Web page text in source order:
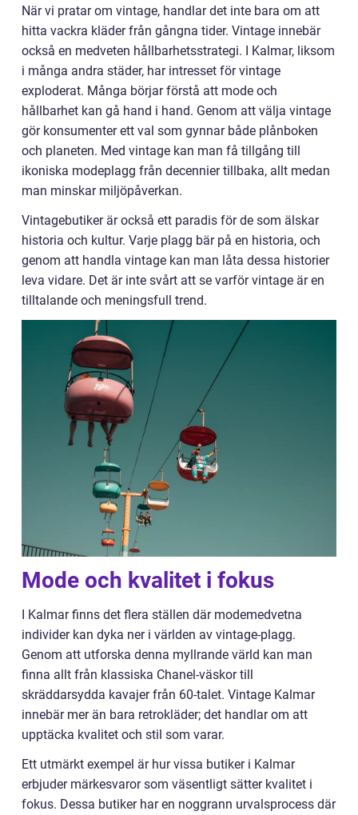
När vi pratar om vintage, handlar det inte bara om att
hitta vackra kläder från gångna tider. Vintage innebär
också en medveten hållbarhetsstrategi. I Kalmar, liksom
i många andra städer, har intresset för vintage
exploderat. Många börjar förstå att mode och
hållbarhet kan gå hand i hand. Genom att välja vintage
gör konsumenter ett val som gynnar både plånboken
och planeten. Med vintage kan man få tillgång till
ikoniska modeplagg från decennier tillbaka, allt medan
man minskar miljöpåverkan.
Vintagebutiker är också ett paradis för de som älskar
historia och kultur. Varje plagg bär på en historia, och
genom att handla vintage kan man låta dessa historier
leva vidare. Det är inte svårt att se varför vintage är en
tilltalande och meningsfull trend.
Mode och kvalitet i fokus
I Kalmar finns det flera ställen där modemedvetna
individer kan dyka ner i världen av vintage-plagg.
Genom att utforska denna myllrande värld kan man
finna allt från klassiska Chanel-väskor till
skräddarsydda kavajer från 60-talet. Vintage Kalmar
innebär mer än bara retrokläder; det handlar om att
upptäcka kvalitet och stil som varar.
Ett utmärkt exempel är hur vissa butiker i Kalmar
erbjuder märkesvaror som väsentligt sätter kvalitet i
fokus. Dessa butiker har en noggrann urvalsprocess där